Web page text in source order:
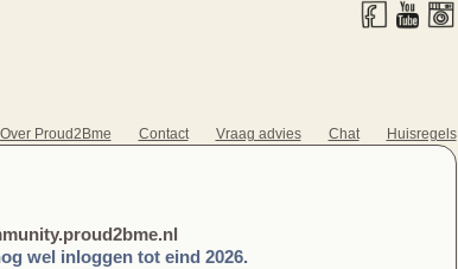
Over Proud2Bme Contact Vraag advies Chat Huisregels
wel inloggen tot eind 2026.